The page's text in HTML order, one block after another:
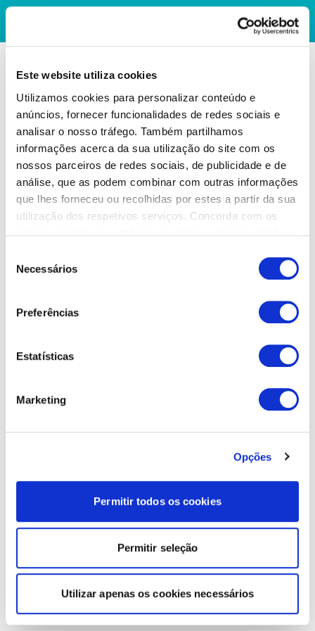
Este website utiliza cookies
Utilizamos cookies para personalizar conteúdo e
anúncios, fornecer funcionalidades de redes sociais e
analisar o nosso tráfego. Também partilhamos
informações acerca da sua utilização do site com os
nossos parceiros de redes sociais, de publicidade e de
análise, que as podem combinar com outras informações
que lhes forneceu ou recolhidas por estes a partir da sua
utilização dos respetivos serviços. Concorda com os
Necessários
Preferências
Estatísticas
Marketing
Opções
Permitir todos os cookies
Permitir seleção
Utilizar apenas os cookies necessários